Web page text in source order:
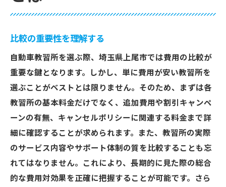
ローンや支払いプランの選び方
学割の活用で費用を抑える
比較サイトを利用した最適化
口コミでお得な情報を見つけ出す
質と費用の両立を叶える上尾市の自動車教習所
の選び方
評判の良い教習所の探し方
設備の充実度をチェック
講師の質にこだわる
比較の重要性を理解する
自動車教習所を選ぶ際、埼玉県上尾市では費用の比較が
重要な鍵となります。しかし、単に費用が安い教習所を
選ぶことがベストとは限りません。そのため、まずは各
教習所の基本料金だけでなく、追加費用や割引キャンペ
ーンの有無、キャンセルポリシーに関連する料金まで詳
細に確認することが求められます。また、教習所の実際
のサービス内容やサポート体制の質を比較することも忘
れてはなりません。これにより、長期的に見た際の総合
的な費用対効果を正確に把握することが可能です。さら